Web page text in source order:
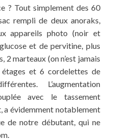
? Tout simplement des 60
rempli de deux anoraks,
appareils photo (noir et
et de pervitine, plus
2 marteaux (on n’est jamais
et 6 cordelettes de
L’augmentation
avec le tassement
a évidemment notablement
de notre débutant, qui ne